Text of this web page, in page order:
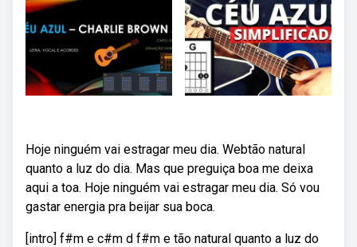
Hoje ninguém vai estragar meu dia. Webtão natural
quanto a luz do dia. Mas que preguiça boa me deixa
aqui a toa. Hoje ninguém vai estragar meu dia. Só vou
gastar energia pra beijar sua boca.
[intro] f#m e c#m d f#m e tão natural quanto a luz do